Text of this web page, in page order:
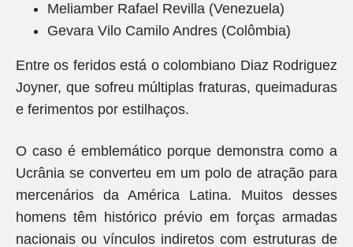
Meliamber Rafael Revilla (Venezuela)
Gevara Vilo Camilo Andres (Colômbia)
Entre os feridos está o colombiano Diaz Rodriguez
Joyner, que sofreu múltiplas fraturas, queimaduras
e ferimentos por estilhaços.
O caso é emblemático porque demonstra como a
Ucrânia se converteu em um polo de atração para
mercenários da América Latina. Muitos desses
homens têm histórico prévio em forças armadas
nacionais ou vínculos indiretos com estruturas de